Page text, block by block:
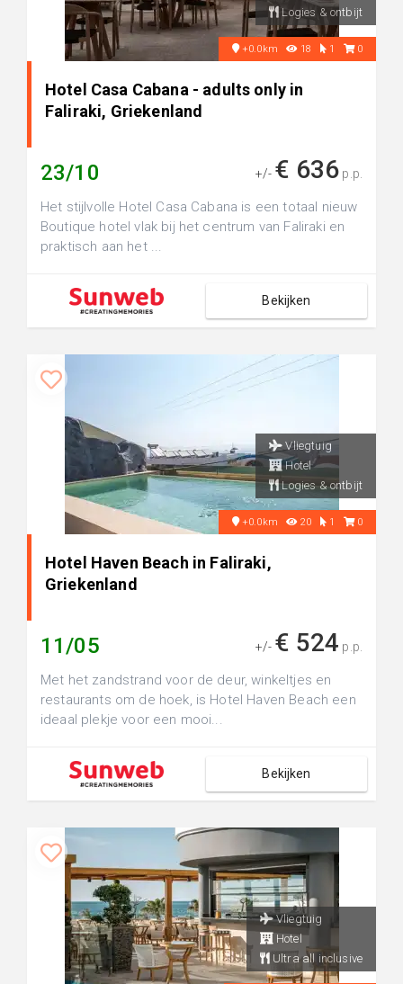
Logies & ontbijt
+0.0km 18 1 0
Hotel Casa Cabana - adults only in
Faliraki, Griekenland
23/10 +/- € 636 p.p.
Het stijlvolle Hotel Casa Cabana is een totaal nieuw
Boutique hotel vlak bij het centrum van Faliraki en
praktisch aan het ...
Bekijken
Vliegtuig
Hotel
Logies & ontbijt
+0.0km 20 1 0
Hotel Haven Beach in Faliraki,
Griekenland
11/05 +/- € 524 p.p.
Met het zandstrand voor de deur, winkeltjes en
restaurants om de hoek, is Hotel Haven Beach een
ideaal plekje voor een mooi...
Bekijken
Vliegtuig
Hotel
Ultra all inclusive